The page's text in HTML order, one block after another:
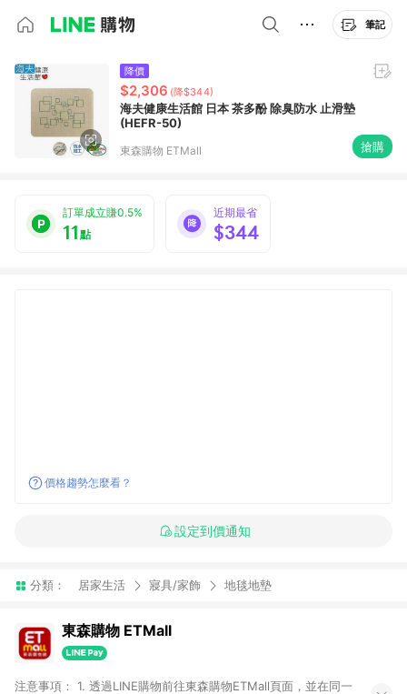
筆記
降價
$2,306 (降$344)
海夫健康生活館 日本 茶多酚 除臭防水 止滑墊
(HEFR-50)
東森購物 ETMall 搶購
訂單成立賺0.5%
11點
近期最省
$344
價格趨勢怎麼看？
設定到價通知
分類： 居家生活 寢具/家飾 地毯地墊
東森購物 ETMall
注意事項： 1. 透過LINE購物前往東森購物ETMall頁面，並在同一